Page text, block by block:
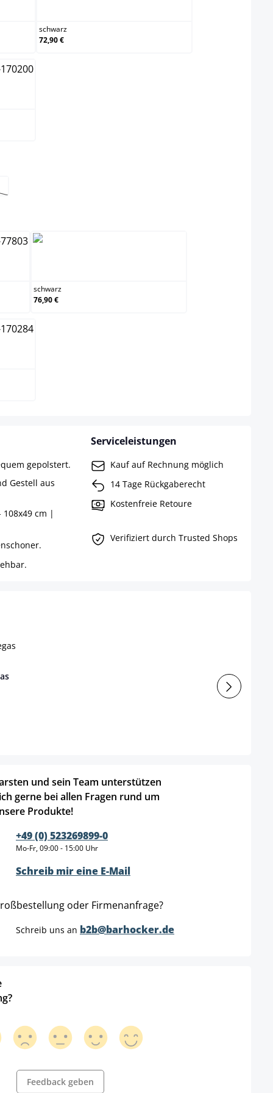
schwarz
72,90 €
nicht verfügbar.)
ist zurzeit nicht verfügbar.)
schwarz
76,90 €
gepolstert.
Gestell aus
108x49 cm |
Serviceleistungen
Kauf auf Rechnung möglich
14 Tage Rückgaberecht
Kostenfreie Retoure
Verifiziert durch Trusted Shops
und sein Team unterstützen
gerne bei allen Fragen rund um
Produkte!
+49 (0) 523269899-0
Mo-Fr, 09:00 - 15:00 Uhr
Schreib mir eine E-Mail
oder Firmenanfrage?
Schreib uns an b2b@barhocker.de
Feedback geben